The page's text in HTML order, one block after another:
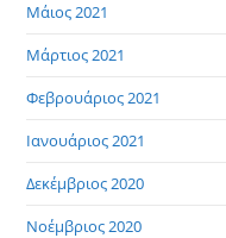
Μάιος 2021
Μάρτιος 2021
Φεβρουάριος 2021
Ιανουάριος 2021
Δεκέμβριος 2020
Νοέμβριος 2020